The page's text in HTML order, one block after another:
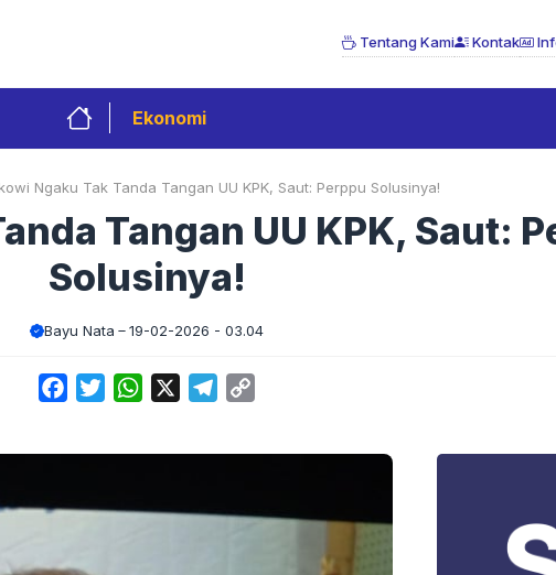
Tentang Kami Kontak
Ekonomi
Ngaku Tak Tanda Tangan UU KPK, Saut: Perppu Solusinya!
Tangan UU KPK, Saut:
Solusinya!
Bayu Nata 19-02-2026 - 03.04
FacebookTwitterWhatsApp Telegram